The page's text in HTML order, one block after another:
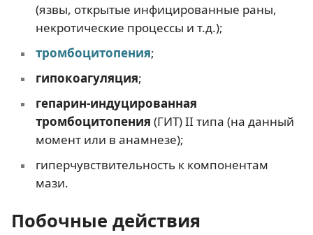
(язвы, открытые инфицированные раны,
некротические процессы и т.д.);
тромбоцитопения;
гипокоагуляция;
гепарин-индуцированная
тромбоцитопения (ГИТ) II типа (на данный
момент или в анамнезе);
гиперчувствительность к компонентам
мази.
Побочные действия